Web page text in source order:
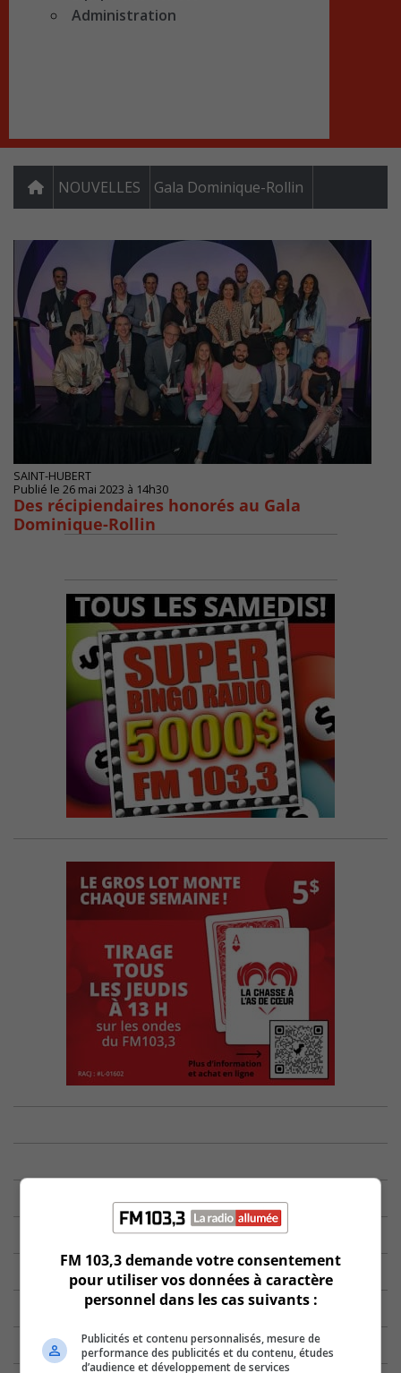
Administration
NOUVELLES Gala Dominique-Rollin
SAINT-HUBERT
Publié le 26 mai 2023 à 14h30
Des récipiendaires honorés au Gala
Dominique-Rollin
FM 103,3 demande votre consentement
pour utiliser vos données à caractère
personnel dans les cas suivants :
Publicités et contenu personnalisés, mesure de
performance des publicités et du contenu, études
d’audience et développement de services